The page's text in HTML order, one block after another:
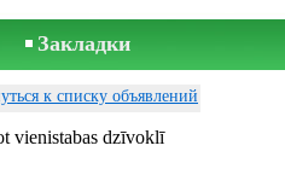
Закладки
к списку объявлений
vienistabas dzīvoklī